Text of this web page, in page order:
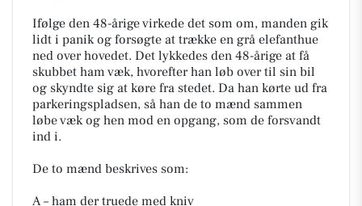
Ifølge den 48-årige virkede det som om, manden gik
lidt i panik og forsøgte at trække en grå elefanthue
ned over hovedet. Det lykkedes den 48-årige at få
skubbet ham væk, hvorefter han løb over til sin bil
og skyndte sig at køre fra stedet. Da han kørte ud fra
parkeringspladsen, så han de to mænd sammen
løbe væk og hen mod en opgang, som de forsvandt
ind i.
De to mænd beskrives som:
A – ham der truede med kniv